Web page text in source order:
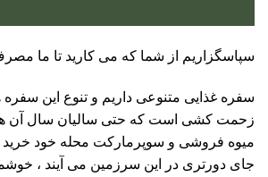
سپاسگزاریم از شما که می کارید تا ما
سفره غذایی متنوعی داریم و تنوع این سفره
زحمت کشی است که حتی سالیان سال آن ها
میوه فروشی و سوپرمارکت محله خود خرید
جای دورتری در این سرزمین می آیند ،